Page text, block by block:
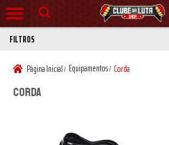
Página Inicial/ Equipamentos/ Corda
FILTROS
Corda